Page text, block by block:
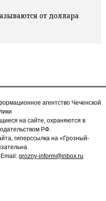
от доллара
агентство Чеченской
на сайте, охраняются в
РФ.
гиперссылка на «Грозный-
Email: grozny-inform@inbox.ru